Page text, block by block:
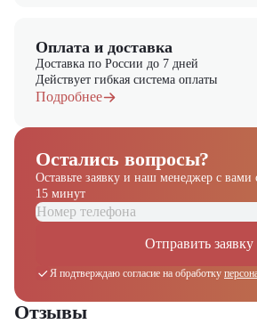
Оплата и доставка
Доставка по России до 7 дней
Действует гибкая система оплаты
Подробнее
Остались вопросы?
Оставьте заявку и наш менеджер с вами
15 минут
Отправить заявку
Я подтверждаю согласие на обработку
Отзывы